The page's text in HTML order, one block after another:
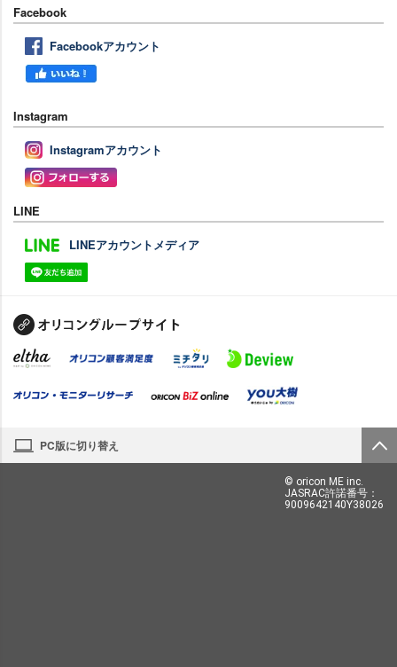
Facebook
Facebookアカウント
Instagram
Instagramアカウント
LINE
LINEアカウントメディア
PC版に切り替え
© oricon ME inc.
JASRAC許諾番号：
9009642140Y38026